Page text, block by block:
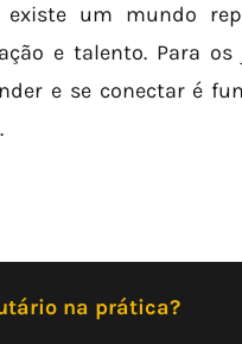
existe um mundo
e talento. Para
e se conectar é
na prática?